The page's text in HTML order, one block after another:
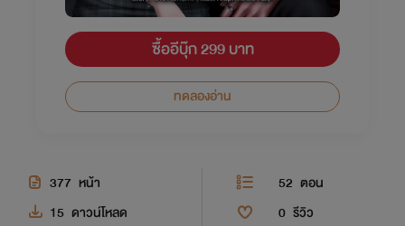
ซื้ออีบุ๊ก 299 บาท
ทดลองอ่าน
377 หน้า 52 ตอน
15 ดาวน์โหลด 0 รีวิว